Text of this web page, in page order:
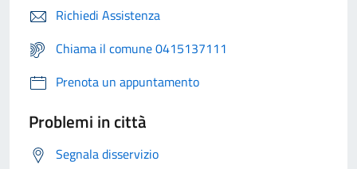
Richiedi Assistenza
Chiama il comune 0415137111
Prenota un appuntamento
Problemi in città
Segnala disservizio